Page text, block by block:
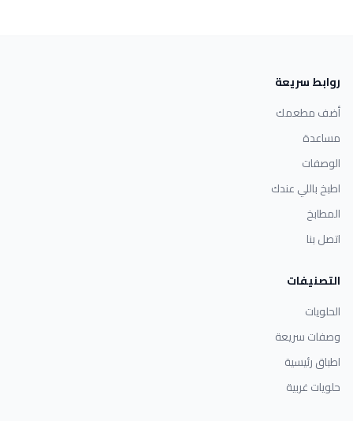
روابط سريعة
أضف مطعمك
مساعدة
الوصفات
اطبخ باللي عندك
المطابخ
اتصل بنا
التصنيفات
الحلويات
وصفات سريعة
اطباق رئيسية
حلويات غربية